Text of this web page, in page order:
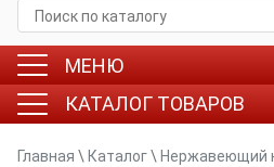
МЕНЮ
КАТАЛОГ ТОВАРОВ
Главная \ Каталог\ Нержавеющий